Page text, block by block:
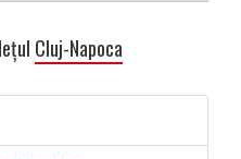
Cluj-Napoca